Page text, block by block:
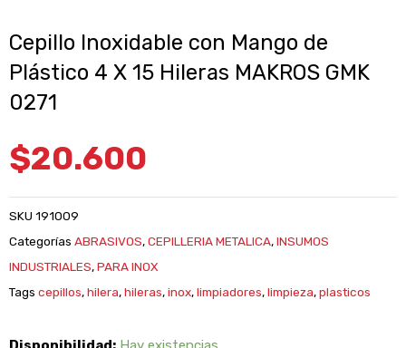
Cepillo Inoxidable con Mango de
Plástico 4 X 15 Hileras MAKROS GMK
0271
$20.600
SKU 191009
Categorías ABRASIVOS,CEPILLERIA METALICA,INSUMOS
INDUSTRIALES,PARA INOX
Tags cepillos,hilera,hileras,inox,limpiadores,limpieza,plasticos
Cepillo